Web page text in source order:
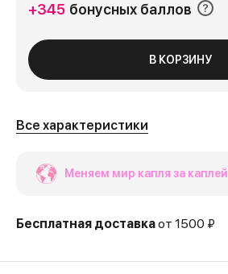
+345 бонусных баллов
В КОРЗИНУ
Все характеристики
Меняем мир капля за каплей
Бесплатная доставкаот 1500 ₽